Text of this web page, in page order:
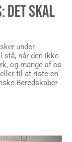
DET SKAL
under
stå, når den ikke
og mange af os
til at riste en
Beredskaber